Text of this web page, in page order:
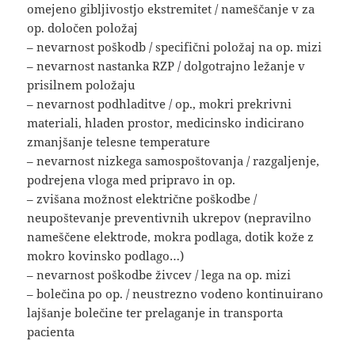
omejeno gibljivostjo ekstremitet / nameščanje v za
op. določen položaj
– nevarnost poškodb / specifični položaj na op. mizi
– nevarnost nastanka RZP / dolgotrajno ležanje v
prisilnem položaju
– nevarnost podhladitve / op., mokri prekrivni
materiali, hladen prostor, medicinsko indicirano
zmanjšanje telesne temperature
– nevarnost nizkega samospoštovanja / razgaljenje,
podrejena vloga med pripravo in op.
– zvišana možnost električne poškodbe /
neupoštevanje preventivnih ukrepov (nepravilno
nameščene elektrode, mokra podlaga, dotik kože z
mokro kovinsko podlago…)
– nevarnost poškodbe živcev / lega na op. mizi
– bolečina po op. / neustrezno vodeno kontinuirano
lajšanje bolečine ter prelaganje in transporta
pacienta